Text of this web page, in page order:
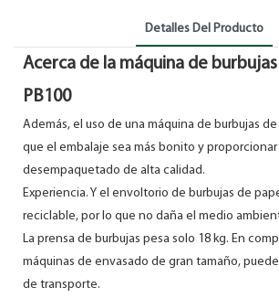
Detalles Del Producto
Acerca de la máquina de
PB100
Además, el uso de una máquina de burbujas
que el embalaje sea más bonito y proporcionar
desempaquetado de alta calidad.
Experiencia. Y el envoltorio de burbujas de
reciclable, por lo que no daña el medio
La prensa de burbujas pesa solo 18 kg. En
máquinas de envasado de gran tamaño,
de transporte.